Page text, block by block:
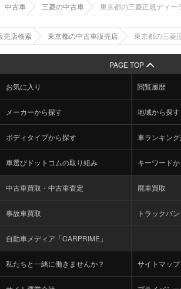
中古車 三菱の中古車 東京都の三菱正規ディー
売店検索 東京都の中古車販売店 東京都の三菱
PAGE TOP
お気に入り 閲覧履歴
メーカーから探す 地域から探す
ボディタイプから探す 車ランキン
車選びドットコムの取り組み キーワード
中古車買取・中古車査定 廃車買取
事故車買取 トラックバン
自動車メディア「CARPRIME」
私たちと一緒に働きませんか？ サイトマップ